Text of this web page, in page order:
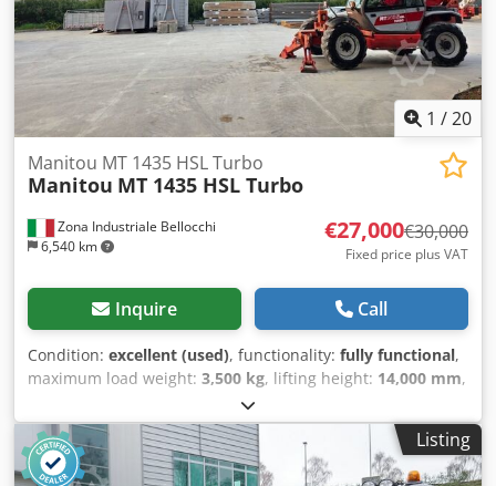
1 /20
Zona Industriale Bellocchi
6,540 km
Manitou MT 1435 HSL Turbo
Manitou MT 1435 HSL Turbo
€27,000€30,000
Fixed price plus VAT
Inquire Call
Condition: excellent (used), functionality: fully functional,
maximum load weight: 3,500 kg, lifting height: 14,000 mm,
, operating hours:
TELEHANDLER Manitou MT 1435 HSL Turbo Year 2007
Lifting height 14 meters Dcsdpfx Apjyy R Npemek Capacity
3.500 kg Working hours 5700 Diesel engine Forks Regular
Listing